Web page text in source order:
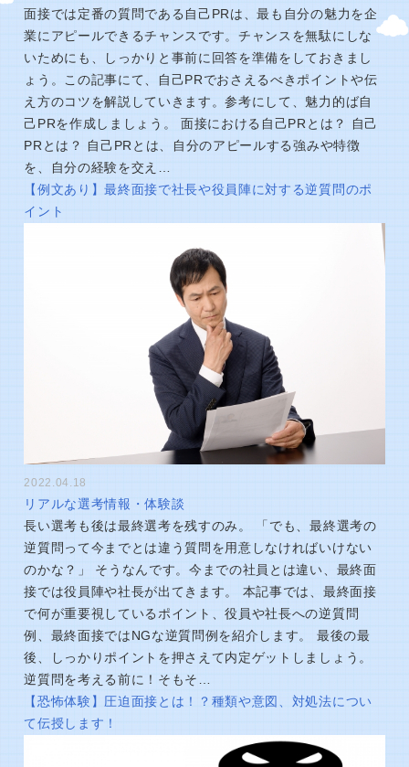
面接では定番の質問である自己PRは、最も自分の魅力を企
業にアピールできるチャンスです。チャンスを無駄にしな
いためにも、しっかりと事前に回答を準備をしておきまし
ょう。この記事にて、自己PRでおさえるべきポイントや伝
え方のコツを解説していきます。参考にして、魅力的ば自
己PRを作成しましょう。 面接における自己PRとは？ 自己
PRとは？ 自己PRとは、自分のアピールする強みや特徴
を、自分の経験を交え…
【例文あり】最終面接で社長や役員陣に対する逆質問のポ
イント
2022.04.18
リアルな選考情報・体験談
長い選考も後は最終選考を残すのみ。 「でも、最終選考の
逆質問って今までとは違う質問を用意しなければいけない
のかな？」 そうなんです。今までの社員とは違い、最終面
接では役員陣や社長が出てきます。 本記事では、最終面接
で何が重要視しているポイント、役員や社長への逆質問
例、最終面接ではNGな逆質問例を紹介します。 最後の最
後、しっかりポイントを押さえて内定ゲットしましょう。
逆質問を考える前に！そもそ…
【恐怖体験】圧迫面接とは！？種類や意図、対処法につい
て伝授します！